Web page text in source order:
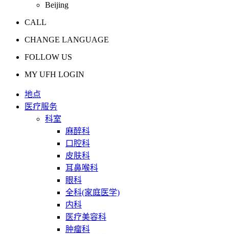
Beijing
CALL
CHANGE LANGUAGE
FOLLOW US
MY UFH LOGIN
地点
医疗服务
科室
麻醉科
口腔科
皮肤科
耳鼻喉科
眼科
全科(家庭医学)
内科
医疗美容科
肿瘤科